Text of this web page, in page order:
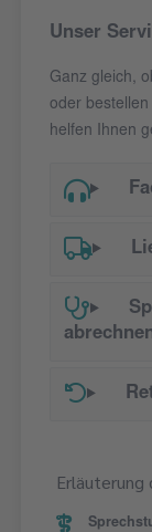
Unser
Ganz gleich,
oder
helfen Ihnen
Erläuterung